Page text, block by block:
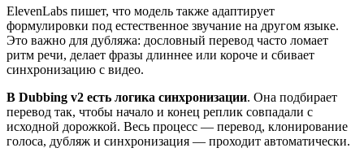
ElevenLabs пишет, что модель также адаптирует
формулировки под естественное звучание на другом языке.
Это важно для дубляжа: дословный перевод часто ломает
ритм речи, делает фразы длиннее или короче и сбивает
синхронизацию с видео.
В Dubbing v2 есть логика синхронизации. Она подбирает
перевод так, чтобы начало и конец реплик совпадали с
исходной дорожкой. Весь процесс — перевод, клонирование
голоса, дубляж и синхронизация — проходит автоматически.